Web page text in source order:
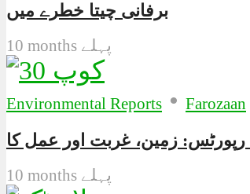
برفانی چیتا خطرے میں
10 months پہلے
Environmental Reports • Farozaan
10 months پہلے